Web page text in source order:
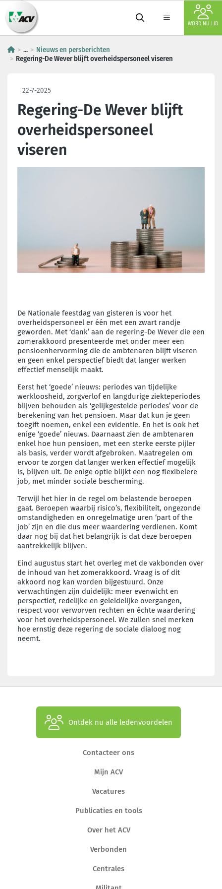
WORD NU LID
...
Nieuws en persberichten
Regering-De Wever blijft overheidspersoneel viseren
22-7-2025
Regering-De Wever blijft
overheidspersoneel
viseren
De Nationale feestdag van gisteren is voor het
overheidspersoneel er één met een zwart randje
geworden. Met ‘dank’ aan de regering-De Wever die een
zomerakkoord presenteerde met onder meer een
pensioenhervorming die de ambtenaren blijft viseren
en geen enkel perspectief biedt dat langer werken
effectief menselijk maakt.
Eerst het ‘goede’ nieuws: periodes van tijdelijke
werkloosheid, zorgverlof en langdurige ziekteperiodes
blijven behouden als ‘gelijkgestelde periodes’ voor de
berekening van het pensioen. Maar dat kun je geen
toegift noemen, enkel een evidentie. En het is ook het
enige ‘goede’ nieuws. Daarnaast zien de ambtenaren
enkel hoe hun pensioen, met een sterke eerste pijler
als basis, verder wordt afgebroken. Maatregelen om
ervoor te zorgen dat langer werken effectief mogelijk
is, blijven uit. De enige optie blijkt een nog flexibelere
job, met minder sociale bescherming.
Terwijl het hier in de regel om belastende beroepen
gaat. Beroepen waarbij risico’s, flexibiliteit, ongezonde
omstandigheden en onregelmatige uren ‘part of the
job’ zijn en die dus meer waardering verdienen. Komt
daar nog bij dat het belangrijk is dat deze beroepen
aantrekkelijk blijven.
Eind augustus start het overleg met de vakbonden over
de inhoud van het zomerakkoord. Vraag is of dit
akkoord nog kan worden bijgestuurd. Onze
verwachtingen zijn duidelijk: meer evenwicht en
perspectief, redelijke en geleidelijke overgangen,
respect voor verworven rechten en échte waardering
voor het overheidspersoneel. We zullen snel merken
hoe ernstig deze regering de sociale dialoog nog
neemt.
Ontdek nu alle ledenvoordelen
Contacteer ons
Mijn ACV
Vacatures
Publicaties en tools
Over het ACV
Verbonden
Centrales